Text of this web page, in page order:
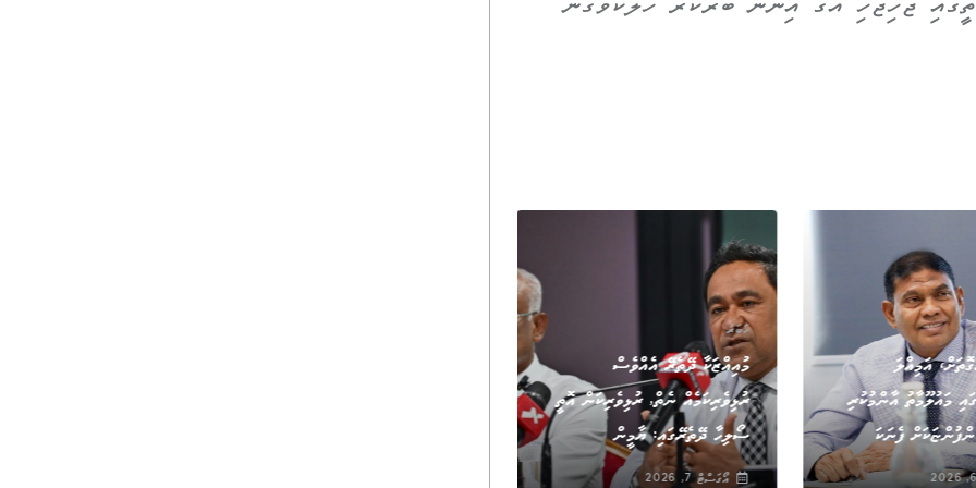
ޖެހިޖެހި އޭގަ އިންނަ ބްރޭކަރު ހަލާކުވެގެން
އަމިއްލަ
މައުލޫމާތު އާންމުކުރި
ފެނަކަ
ޚަބަރު
މުއިއްޒަކާ ދޭތެރޭ އެއްވެސް
ރުޅިވެރިކަމެއް ނެތް, ރުޅިވެރިކަން އޮތީ
ސޯލިހާ ދޭތެރޭގައި: ޔާމީން
އޯގަސްޓް 7, 2026